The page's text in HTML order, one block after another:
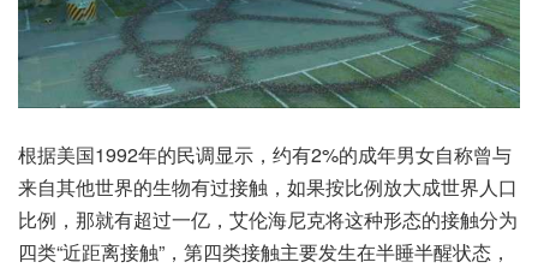
根据美国1992年的民调显示，约有2%的成年男女自称曾与
来自其他世界的生物有过接触，如果按比例放大成世界人口
比例，那就有超过一亿，艾伦海尼克将这种形态的接触分为
四类“近距离接触”，第四类接触主要发生在半睡半醒状态，